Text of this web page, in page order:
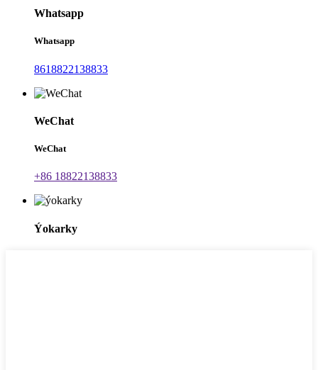
Whatsapp
Whatsapp
8618822138833
WeChat
WeChat
+86 18822138833
Ýokarky